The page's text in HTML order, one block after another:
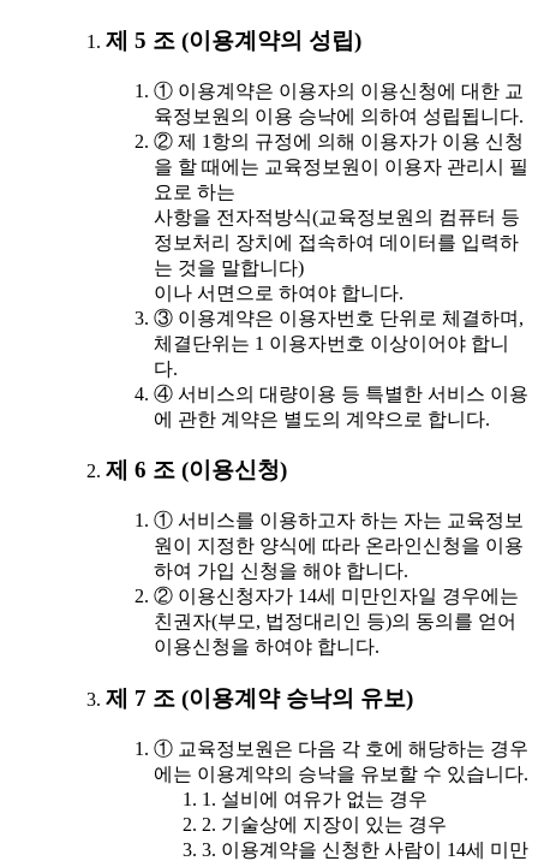
제 5 조 (이용계약의 성립)
① 이용계약은 이용자의 이용신청에 대한 교
육정보원의 이용 승낙에 의하여 성립됩니다.
② 제 1항의 규정에 의해 이용자가 이용 신청
을 할 때에는 교육정보원이 이용자 관리시 필
요로 하는
사항을 전자적방식(교육정보원의 컴퓨터 등
정보처리 장치에 접속하여 데이터를 입력하
는 것을 말합니다)
이나 서면으로 하여야 합니다.
③ 이용계약은 이용자번호 단위로 체결하며,
체결단위는 1 이용자번호 이상이어야 합니
다.
④ 서비스의 대량이용 등 특별한 서비스 이용
에 관한 계약은 별도의 계약으로 합니다.
제 6 조 (이용신청)
① 서비스를 이용하고자 하는 자는 교육정보
원이 지정한 양식에 따라 온라인신청을 이용
하여 가입 신청을 해야 합니다.
② 이용신청자가 14세 미만인자일 경우에는
친권자(부모, 법정대리인 등)의 동의를 얻어
이용신청을 하여야 합니다.
제 7 조 (이용계약 승낙의 유보)
① 교육정보원은 다음 각 호에 해당하는 경우
에는 이용계약의 승낙을 유보할 수 있습니다.
1. 설비에 여유가 없는 경우
2. 기술상에 지장이 있는 경우
3. 이용계약을 신청한 사람이 14세 미만